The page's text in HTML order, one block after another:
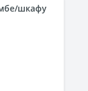
шкафу